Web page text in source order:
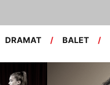
DRAMAT / BALET /